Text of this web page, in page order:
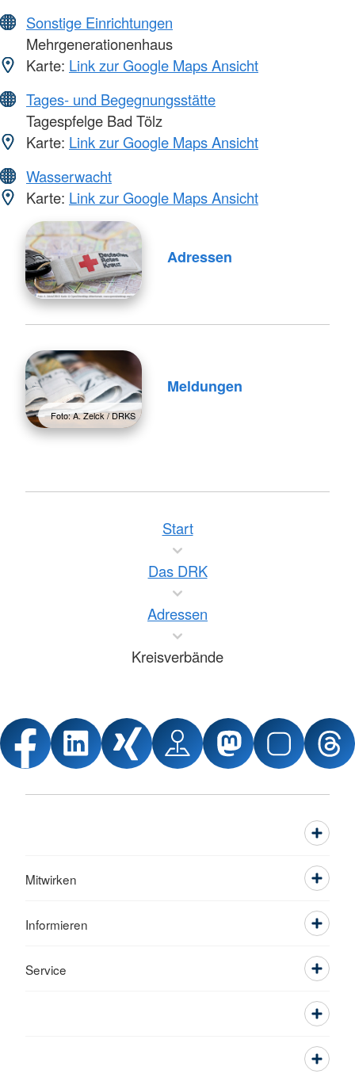
Sonstige Einrichtungen
Mehrgenerationenhaus
Karte: Link zur Google Maps Ansicht
Tages- und Begegnungsstätte
Tagespfelge Bad Tölz
Karte: Link zur Google Maps Ansicht
Wasserwacht
Karte: Link zur Google Maps Ansicht
Adressen
Foto: A. Zelck / DRKS
Meldungen
Start
Das DRK
Adressen
Kreisverbände
Mitwirken
Informieren
Service